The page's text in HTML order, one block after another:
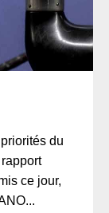
du
ce jour,